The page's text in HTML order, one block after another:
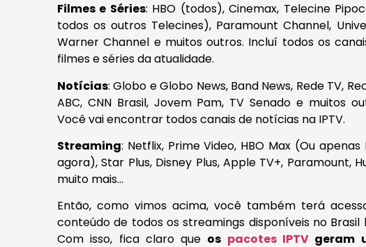
Filmes e Séries: HBO (todos), Cinemax, Telecine
todos os outros Telecines), Paramount Channel,
Warner Channel e muitos outros. Incluí todos os
filmes e séries da atualidade.
Notícias: Globo e Globo News, Band News, Rede TV,
ABC, CNN Brasil, Jovem Pam, TV Senado e muitos
Você vai encontrar todos canais de notícias na IPTV.
Streaming: Netflix, Prime Video, HBO Max (Ou apenas
agora), Star Plus, Disney Plus, Apple TV+, Paramount,
muito mais…
Então, como vimos acima, você também terá
conteúdo de todos os streamings disponíveis no Brasil
Com isso, fica claro que os pacotes IPTV geram